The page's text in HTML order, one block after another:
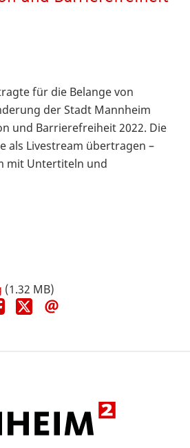
für die Belange von
der Stadt Mannheim
und Barrierefreiheit 2022. Die
als Livestream übertragen –
mit Untertiteln und
(1.32 MB)
Teile
diese
Teile
diese